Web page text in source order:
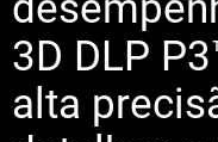
3D DLP
alta